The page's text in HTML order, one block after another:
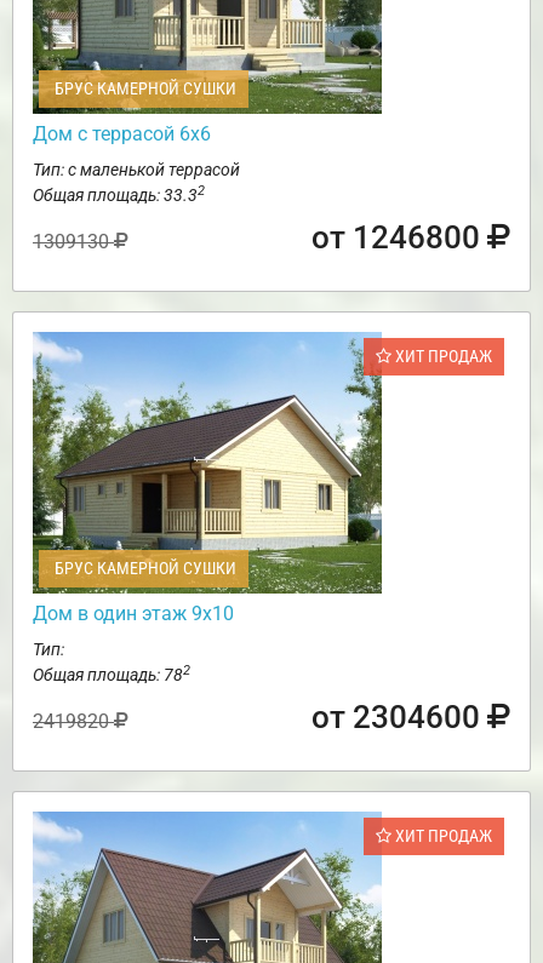
БРУС КАМЕРНОЙ СУШКИ
Дом с террасой 6х6
Тип: с маленькой террасой
Общая площадь: 33.32
1309130 от 1246800
ХИТ ПРОДАЖ
БРУС КАМЕРНОЙ СУШКИ
Дом в один этаж 9х10
Тип:
Общая площадь: 782
2419820 от 2304600
ХИТ ПРОДАЖ